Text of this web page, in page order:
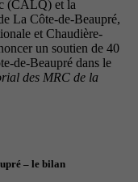
(CALQ) et la
La Côte-de-Beaupré,
et Chaudière-
un soutien de 40
de-Beaupré dans le
des MRC de la
– le bilan